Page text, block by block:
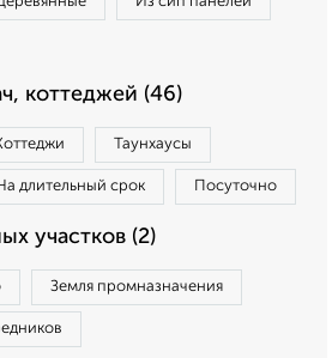
коттеджей (46)
Таунхаусы
длительный срок Посуточно
участков (2)
Земля промназначения